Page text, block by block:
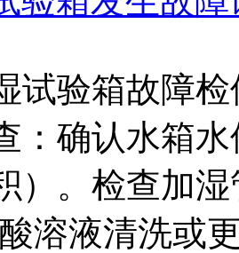
试验箱故障
：确认水箱
）。检查加
溶液清洗或